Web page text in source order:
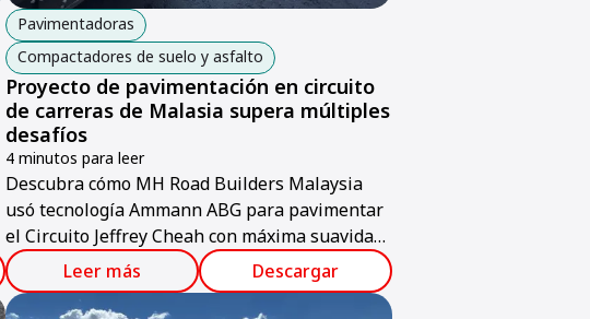
Pavimentadoras
Compactadores de suelo y asfalto
Proyecto de pavimentación en circuito
de carreras de Malasia supera múltiples
desafíos
4 minutos para leer
Descubra cómo MH Road Builders Malaysia
usó tecnología Ammann ABG para pavimentar
el Circuito Jeffrey Cheah con máxima suavidad
y precisión.Leer más Descargar